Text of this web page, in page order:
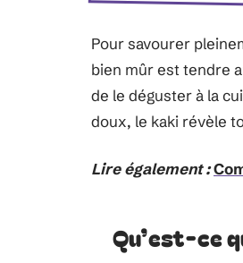
Pour savourer
bien mûr est tendre
de le déguster à la
doux, le kaki révèle
Lire également :
Qu’est-ce